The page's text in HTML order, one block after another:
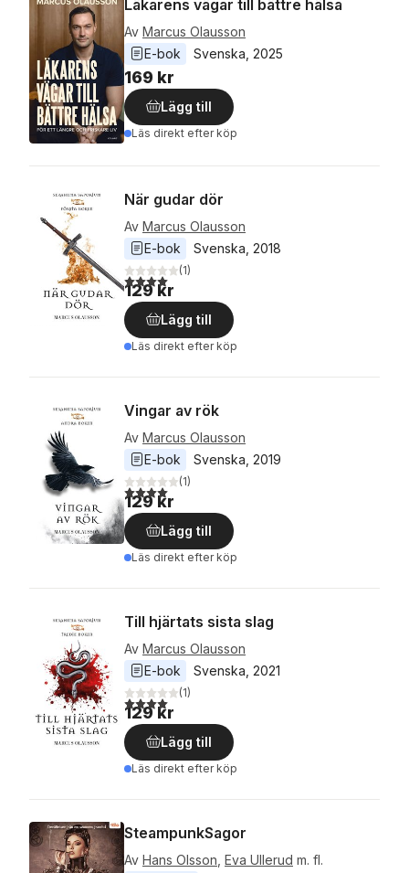
Läkarens vägar till bättre hälsa
Av Marcus Olausson
E-bok
Svenska 2025
169 kr
Lägg till
Läs direkt efter köp
När gudar dör
Av Marcus Olausson
E-bok
Svenska 2018
4,0utav 5 stjärnor. Totalt antal röster:
(1)
129 kr
Lägg till
Läs direkt efter köp
Vingar av rök
Av Marcus Olausson
E-bok
Svenska 2019
4,0utav 5 stjärnor. Totalt antal röster:
(1)
129 kr
Lägg till
Läs direkt efter köp
Till hjärtats sista slag
Av Marcus Olausson
E-bok
Svenska 2021
4,0utav 5 stjärnor. Totalt antal röster:
(1)
129 kr
Lägg till
Läs direkt efter köp
SteampunkSagor
Av Hans Olsson Eva Ullerud m. fl.